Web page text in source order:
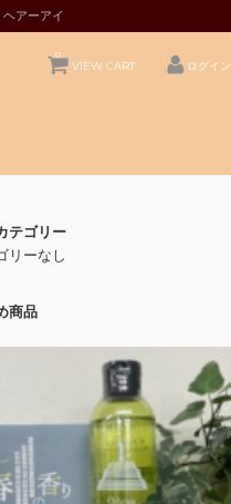
アーアイ
VIEW CART
0
ログイン
テゴリー
リーなし
商品